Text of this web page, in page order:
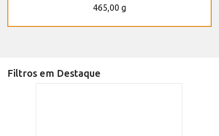
465,00 g
Filtros em Destaque